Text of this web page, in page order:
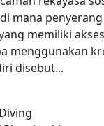
mana
memiliki
menggunakan
disebut...